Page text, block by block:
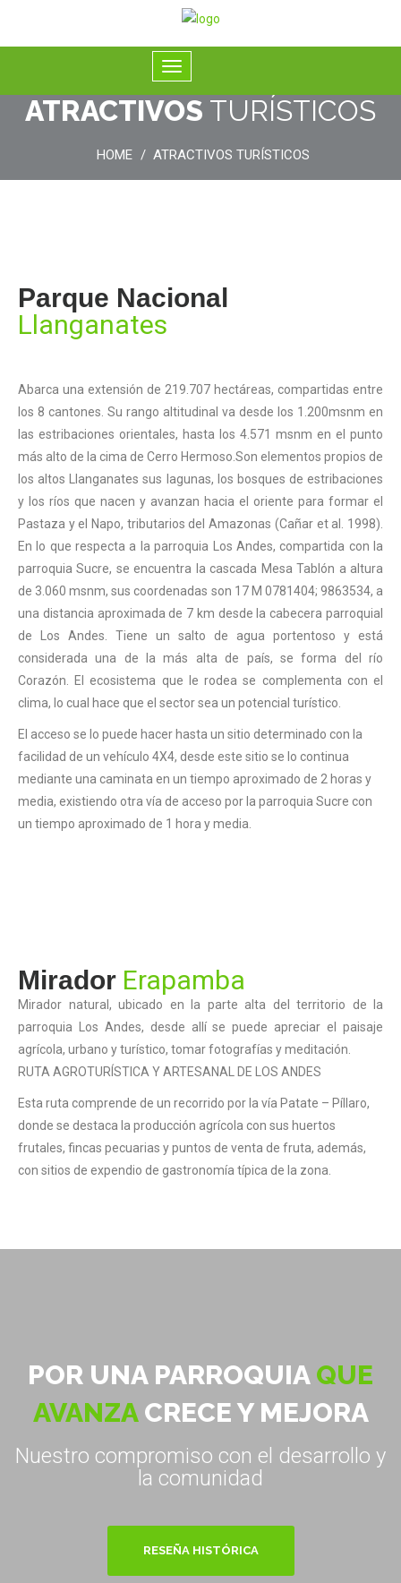
ATRACTIVOS TURÍSTICOS
HOME ATRACTIVOS TURÍSTICOS
Parque Nacional
Llanganates
Abarca una extensión de 219.707 hectáreas, compartidas entre
los 8 cantones. Su rango altitudinal va desde los 1.200msnm en
las estribaciones orientales, hasta los 4.571 msnm en el punto
más alto de la cima de Cerro Hermoso.Son elementos propios de
los altos Llanganates sus lagunas, los bosques de estribaciones
y los ríos que nacen y avanzan hacia el oriente para formar el
Pastaza y el Napo, tributarios del Amazonas (Cañar et al. 1998).
En lo que respecta a la parroquia Los Andes, compartida con la
parroquia Sucre, se encuentra la cascada Mesa Tablón a altura
de 3.060 msnm, sus coordenadas son 17 M 0781404; 9863534, a
una distancia aproximada de 7 km desde la cabecera parroquial
de Los Andes. Tiene un salto de agua portentoso y está
considerada una de la más alta de país, se forma del río
Corazón. El ecosistema que le rodea se complementa con el
clima, lo cual hace que el sector sea un potencial turístico.
El acceso se lo puede hacer hasta un sitio determinado con la
facilidad de un vehículo 4X4, desde este sitio se lo continua
mediante una caminata en un tiempo aproximado de 2 horas y
media, existiendo otra vía de acceso por la parroquia Sucre con
un tiempo aproximado de 1 hora y media.
Mirador Erapamba
Mirador natural, ubicado en la parte alta del territorio de la
parroquia Los Andes, desde allí se puede apreciar el paisaje
agrícola, urbano y turístico, tomar fotografías y meditación.
RUTA AGROTURÍSTICA Y ARTESANAL DE LOS ANDES
Esta ruta comprende de un recorrido por la vía Patate – Píllaro,
donde se destaca la producción agrícola con sus huertos
frutales, fincas pecuarias y puntos de venta de fruta, además,
con sitios de expendio de gastronomía típica de la zona.
POR UNA PARROQUIA QUE
AVANZACRECE Y MEJORA
Nuestro compromiso con el desarrollo y
la comunidad
RESEÑA HISTÓRICA